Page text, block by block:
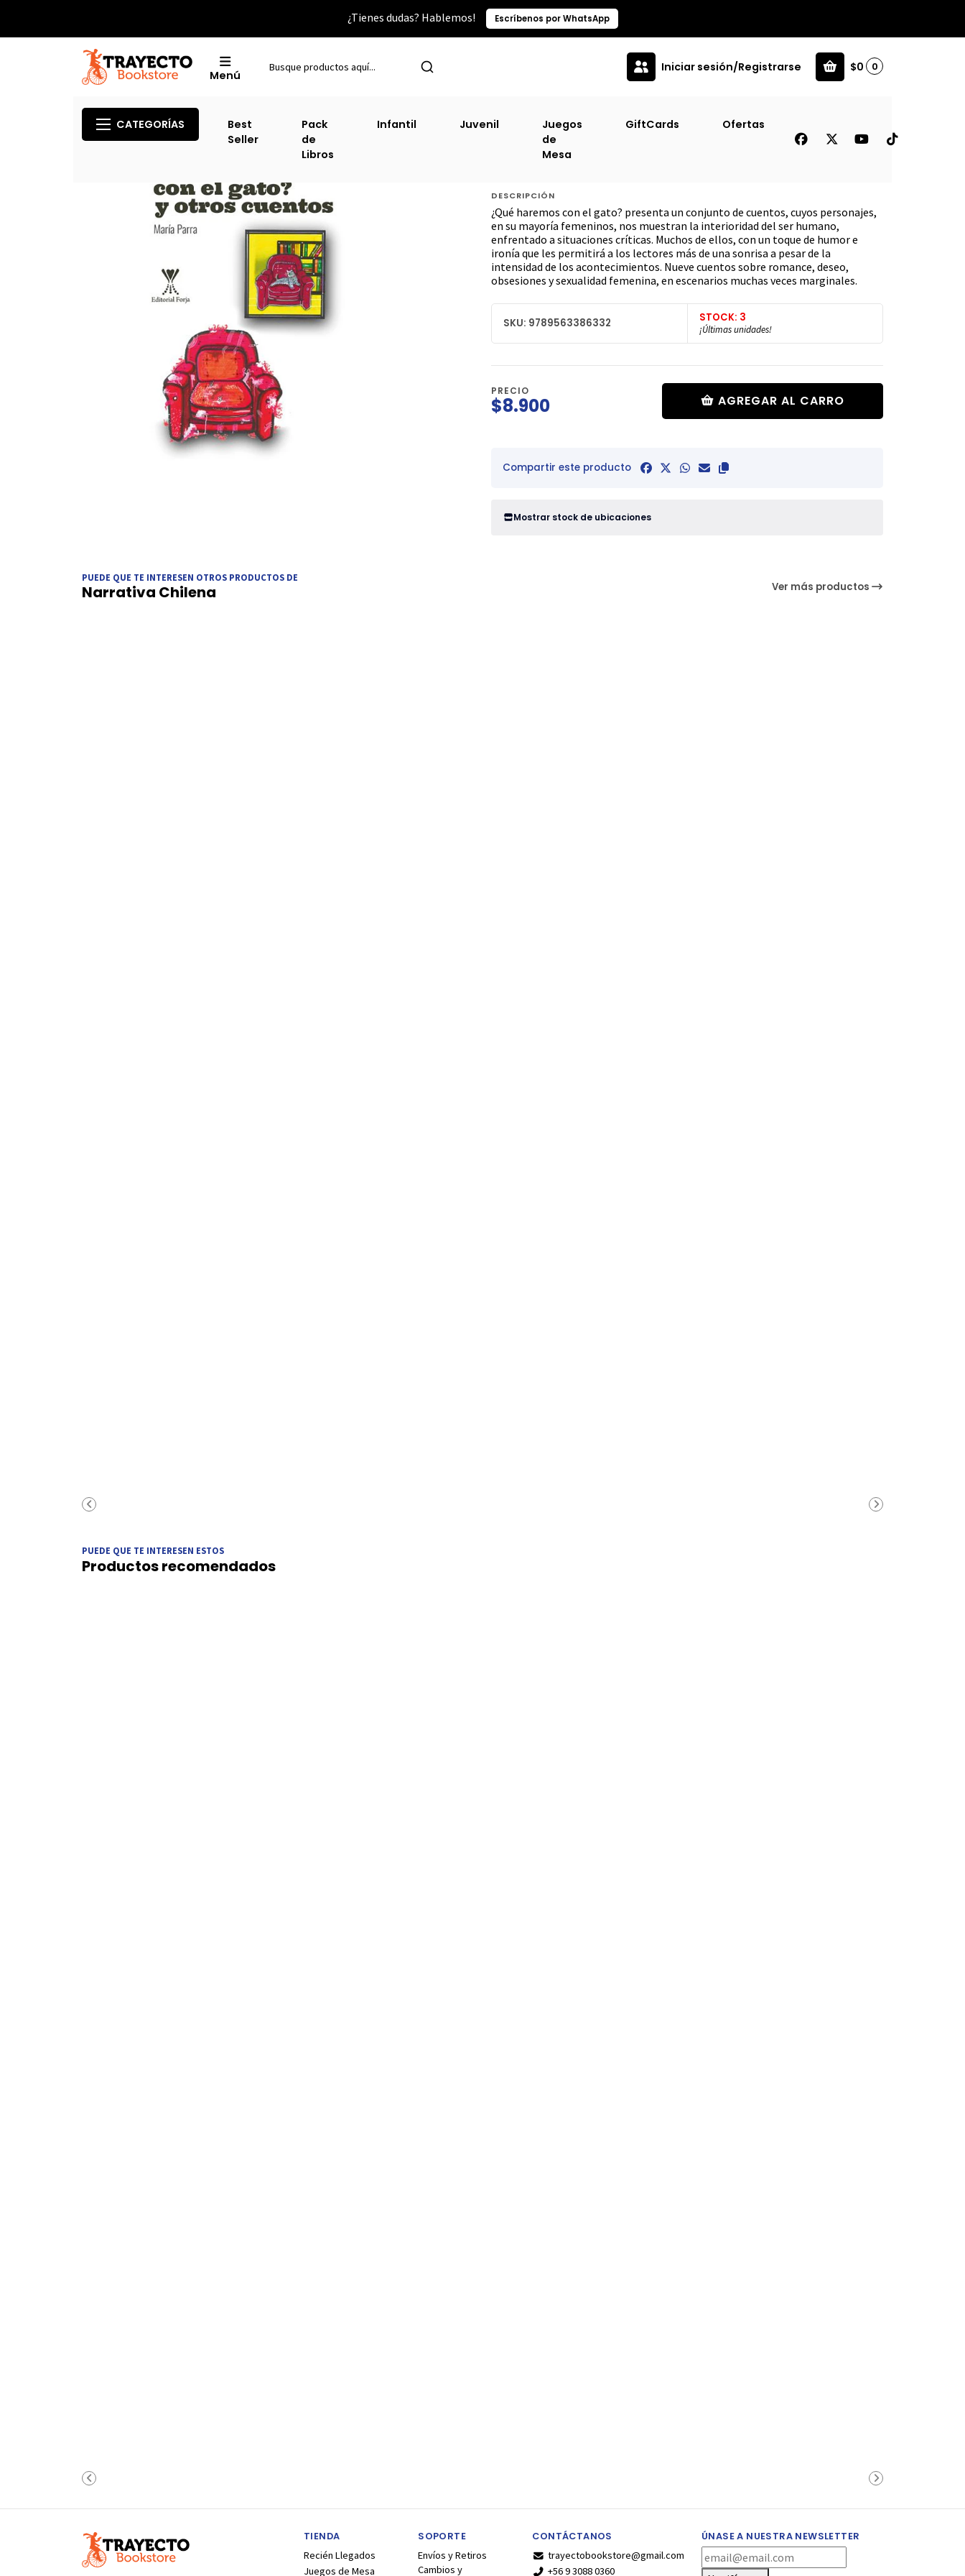
¿Tienes dudas? Hablemos! Escríbenos por WhatsApp
Menú
Iniciar sesión/Registrarse $0 0
CATEGORÍAS
Best
Seller
Pack
de
Libros
Infantil Juvenil
Juegos
de
Mesa
GiftCards Ofertas
¿Qué Haremos Con El Gato? Y Otros Cuentos
DESCRIPCIÓN
¿Qué haremos con el gato? presenta un conjunto de cuentos, cuyos personajes,
en su mayoría femeninos, nos muestran la interioridad del ser humano,
enfrentado a situaciones críticas. Muchos de ellos, con un toque de humor e
ironía que les permitirá a los lectores más de una sonrisa a pesar de la
intensidad de los acontecimientos. Nueve cuentos sobre romance, deseo,
obsesiones y sexualidad femenina, en escenarios muchas veces marginales.
SKU: 9789563386332 STOCK: 3
¡Últimas unidades!
PRECIO
$8.900 AGREGAR AL CARRO
Compartir este producto
Mostrar stock de ubicaciones
PUEDE QUE TE INTERESEN OTROS PRODUCTOS DE
Narrativa Chilena Ver más productos
PUEDE QUE TE INTERESEN ESTOS
Productos recomendados
TIENDA
Recién Llegados
Juegos de Mesa
SOPORTE
Envíos y Retiros
Cambios y
CONTÁCTANOS
trayectobookstore@gmail.com
+56 9 3088 0360
ÚNASE A NUESTRA NEWSLETTER